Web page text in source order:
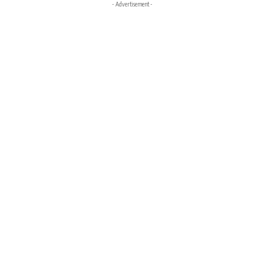
- Advertisement -